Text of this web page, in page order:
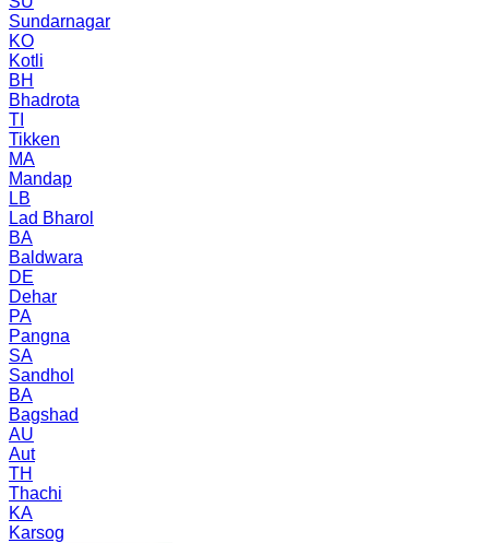
Sundarnagar
KO
Kotli
BH
Bhadrota
TI
Tikken
MA
Mandap
LB
Lad Bharol
BA
Baldwara
DE
Dehar
PA
Pangna
SA
Sandhol
BA
Bagshad
AU
Aut
TH
Thachi
KA
Karsog